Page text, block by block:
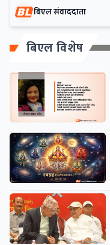
बिएल संवाददाता
बिएल विशेष